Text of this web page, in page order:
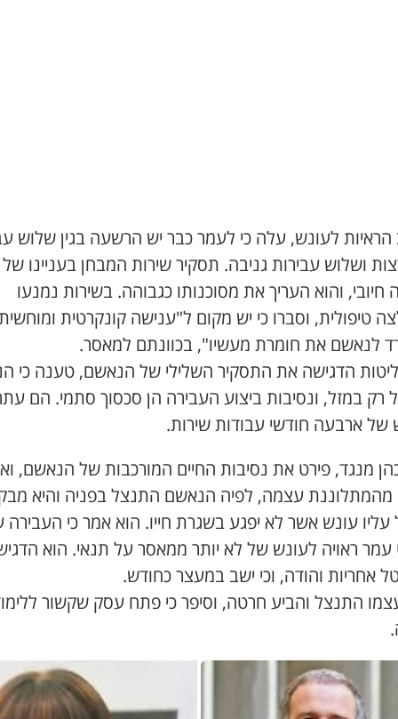
לעונש, עלה כי לעמר כבר יש הרשעה בגין שלוש
ושלוש עבירות גניבה. תסקיר שירות המבחן בעניינו
חיובי, והוא העריך את מסוכנותו כגבוהה. בשירות נמנעו
טיפולית, וסברו כי יש מקום ל"ענישה קונקרטית
לנאשם את חומרת מעשיו", בכוונתם למאסר.
הדגישה את התסקיר השלילי של הנאשם, טענה כי
רק במזל, ונסיבות ביצוע העבירה הן סכסוך סתמי. הם
של ארבעה חודשי עבודות שירות.
מנגד, פירט את נסיבות החיים המורכבות של הנאשם,
עצמה, לפיה הנאשם התנצל בפניה והיא
עליו עונש אשר לא יפגע בשגרת חייו. הוא אמר כי העבירה
ראויה לעונש של לא יותר ממאסר על תנאי. הוא
אחריות והודה, וכי ישב במעצר כחודש.
התנצל והביע חרטה, וסיפר כי פתח עסק שקשור